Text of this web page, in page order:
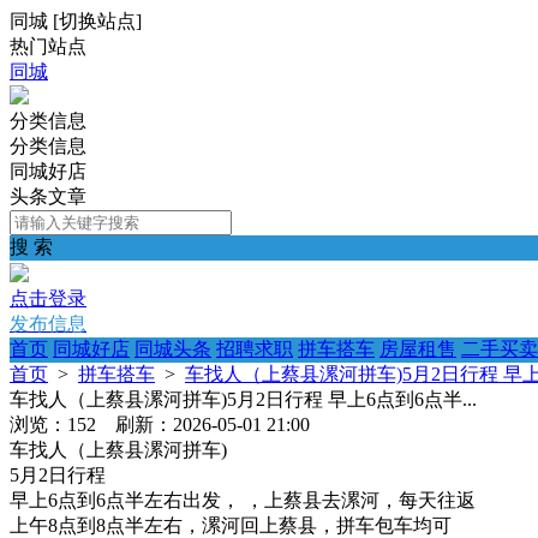
同城 [切换站点]
热门站点
同城
分类信息
分类信息
同城好店
头条文章
搜 索
点击登录
发布信息
首页 同城好店 同城头条 招聘求职 拼车搭车 房屋租售 二手买卖
首页 > 拼车搭车 > 车找人（上蔡县漯河拼车)5月2日行程 早
车找人（上蔡县漯河拼车)5月2日行程 早上6点到6点半...
浏览：152 刷新：2026-05-01 21:00
车找人（上蔡县漯河拼车)
5月2日行程
早上6点到6点半左右出发， ，上蔡县去漯河，每天往返
上午8点到8点半左右，漯河回上蔡县，拼车包车均可